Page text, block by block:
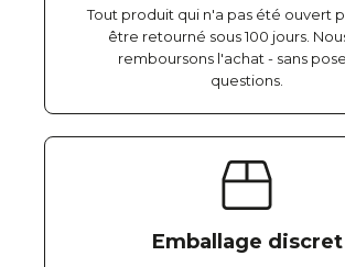
Tout produit qui n'a pas été ouvert
être retourné sous 100 jours.
remboursons l'achat - sans
questions.
Emballage discret